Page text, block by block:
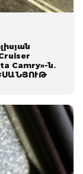
Camry»-ն.